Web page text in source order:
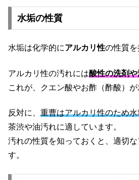
水垢の性質
水垢は化学的にアルカリ性の性質を
アルカリ性の汚れには酸性の洗剤
これが、クエン酸やお酢（酢酸）が
反対に、 重曹はアルカリ性のため
茶渋や油汚れに適しています。
汚れの性質を知っておくと、適切
す。